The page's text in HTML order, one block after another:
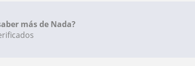
más de Nada?